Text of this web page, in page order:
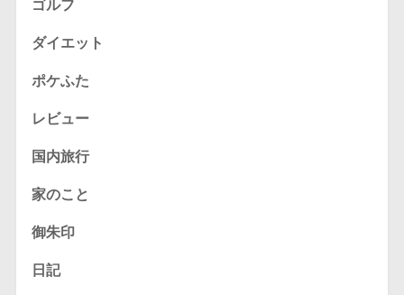
ゴルフ
ダイエット
ポケふた
レビュー
国内旅行
家のこと
御朱印
日記